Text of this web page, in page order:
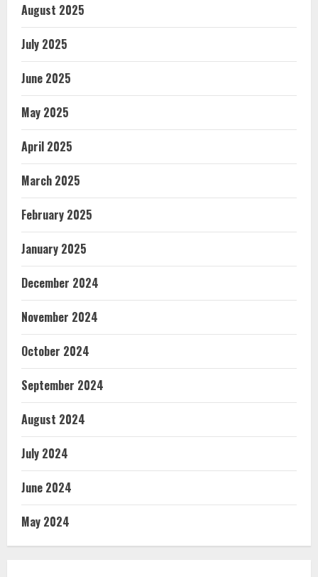
August 2025
July 2025
June 2025
May 2025
April 2025
March 2025
February 2025
January 2025
December 2024
November 2024
October 2024
September 2024
August 2024
July 2024
June 2024
May 2024